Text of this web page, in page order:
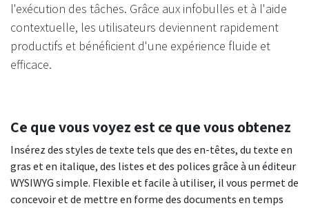
l'exécution des tâches. Grâce aux infobulles et à l'aide
contextuelle, les utilisateurs deviennent rapidement
productifs et bénéficient d'une expérience fluide et
efficace.
Ce que vous voyez est ce que vous obtenez
Insérez des styles de texte tels que des en-têtes, du texte en
gras et en italique, des listes et des polices grâce à un éditeur
WYSIWYG simple. Flexible et facile à utiliser, il vous permet de
concevoir et de mettre en forme des documents en temps